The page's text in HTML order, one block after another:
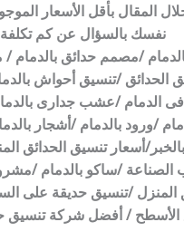
المقال بأقل الأسعار
نفسك بالسؤال عن كم تكلفة
/مصمم حدائق
الحدائق /تنسيق أحواش
الدمام /عشب جدارى
بالدمام /أشجار
أسعار تنسيق الحدائق
المنزل /تنسيق حديقة على
الأسطح / أفضل شركة